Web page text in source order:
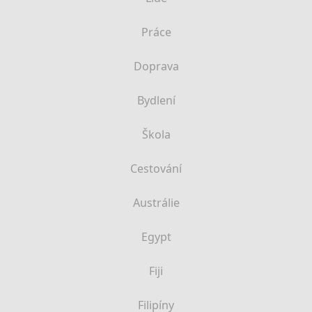
Práce
Doprava
Bydlení
Škola
Cestování
Austrálie
Egypt
Fiji
Filipíny